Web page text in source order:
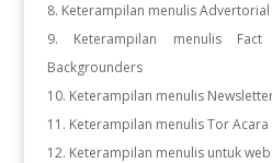
Keterampilan menulis Advertorial
Keterampilan menulis
Backgrounders
Keterampilan menulis
Keterampilan menulis Tor Acara
Keterampilan menulis untuk